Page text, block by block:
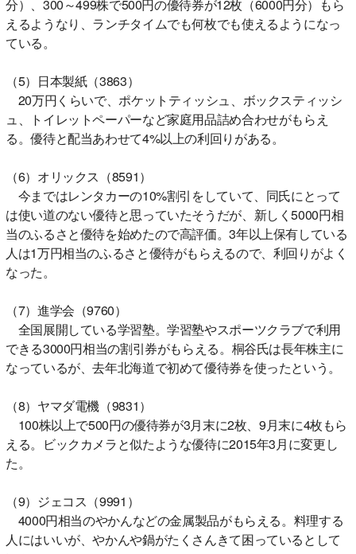
分）、300～499株で500円の優待券が12枚（6000円分）もら
えるようなり、ランチタイムでも何枚でも使えるようになっ
ている。
（5）日本製紙（3863）
20万円くらいで、ポケットティッシュ、ボックスティッシ
ュ、トイレットペーパーなど家庭用品詰め合わせがもらえ
る。優待と配当あわせて4%以上の利回りがある。
（6）オリックス（8591）
今まではレンタカーの10%割引をしていて、同氏にとって
は使い道のない優待と思っていたそうだが、新しく5000円相
当のふるさと優待を始めたので高評価。3年以上保有している
人は1万円相当のふるさと優待がもらえるので、利回りがよく
なった。
（7）進学会（9760）
全国展開している学習塾。学習塾やスポーツクラブで利用
できる3000円相当の割引券がもらえる。桐谷氏は長年株主に
なっているが、去年北海道で初めて優待券を使ったという。
（8）ヤマダ電機（9831）
100株以上で500円の優待券が3月末に2枚、9月末に4枚もら
える。ビックカメラと似たような優待に2015年3月に変更し
た。
（9）ジェコス（9991）
4000円相当のやかんなどの金属製品がもらえる。料理する
人にはいいが、やかんや鍋がたくさんきて困っているとして